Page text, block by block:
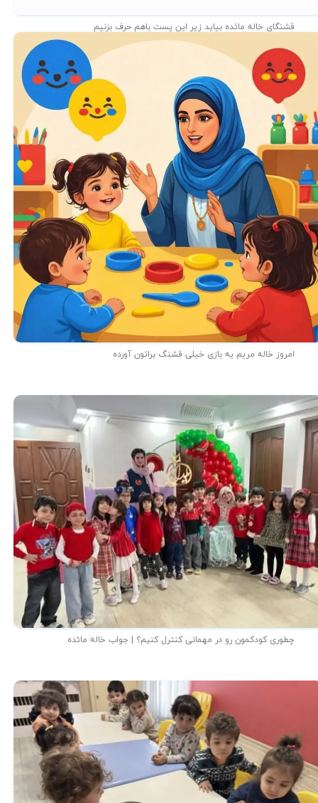
قشنگای خاله مائده بیاید زیر این پست باهم حرف بزنیم
امروز خاله مریم یه بازی خیلی قشنگ براتون آورده
چطوری کودکمون رو در مهمانی کنترل کنیم؟ | جواب خاله مائده